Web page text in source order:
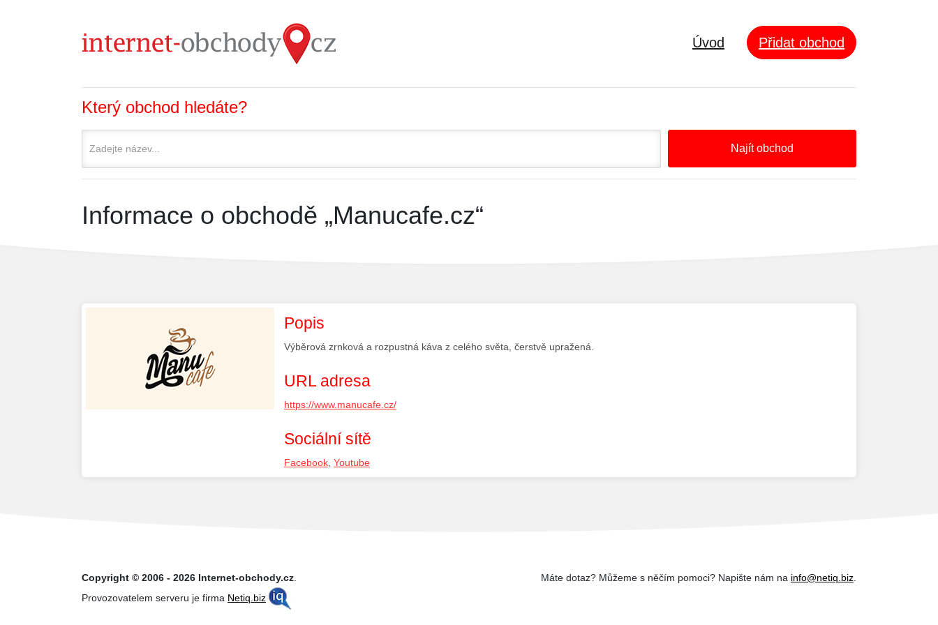
Úvod Přidat obchod
Který obchod hledáte?
Najít obchod
Informace o obchodě „Manucafe.cz“
Popis
Výběrová zrnková a rozpustná káva z celého světa, čerstvě upražená.
URL adresa
https://www.manucafe.cz/
Sociální sítě
Facebook, Youtube
Copyright © 2006 - 2026 Internet-obchody.cz.
Provozovatelem serveru je firma Netiq.biz
Máte dotaz? Můžeme s něčím pomoci? Napište nám na info@netiq.biz.